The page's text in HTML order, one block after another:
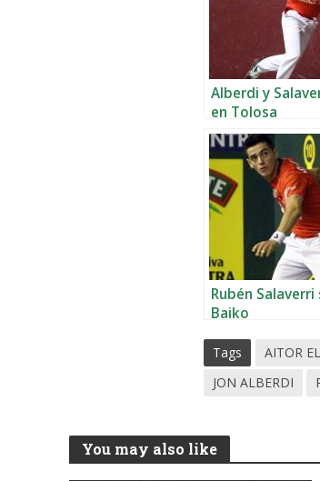
Alberdi y
en Tolosa
Rubén
Baiko
Tags AITOR
JON ALBERDI
You may also like